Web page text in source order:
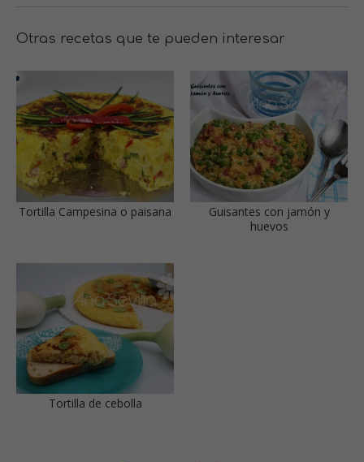
Otras recetas que te pueden interesar
Tortilla Campesina o paisana
Guisantes con jamón y
huevos
Tortilla de cebolla